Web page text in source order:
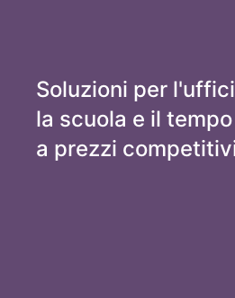
Soluzioni per
la scuola e il
a prezzi